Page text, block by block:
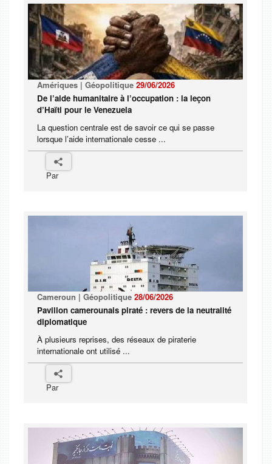
Amériques | Géopolitique 29/06/2026
De l’aide humanitaire à l’occupation : la leçon
d’Haïti pour le Venezuela
La question centrale est de savoir ce qui se passe
lorsque l’aide internationale cesse ...
Par
Cameroun | Géopolitique 28/06/2026
Pavillon camerounais piraté : revers de la neutralité
diplomatique
À plusieurs reprises, des réseaux de piraterie
internationale ont utilisé ...
Par